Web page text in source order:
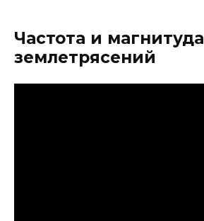
Частота и магнитуда
землетрясений